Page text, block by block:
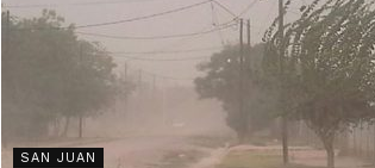
SAN JUAN